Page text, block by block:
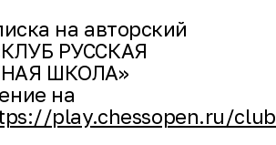
на авторский
РУССКАЯ
ШКОЛА»
на
play.chessopen.ru/